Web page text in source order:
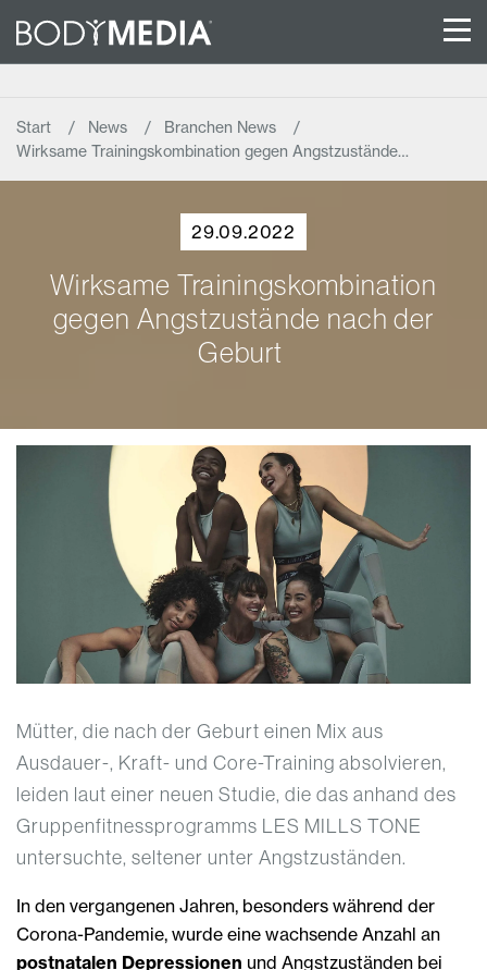
Start News
Branchen News
Wirksame Trainingskombination gegen Angstzustände…
29.09.2022
Wirksame Trainingskombination
gegen Angstzustände nach der
Geburt
Mütter, die nach der Geburt einen Mix aus
Ausdauer-, Kraft- und Core-Training absolvieren,
leiden laut einer neuen Studie, die das anhand des
Gruppenfitnessprogramms LES MILLS TONE
untersuchte, seltener unter Angstzuständen.
In den vergangenen Jahren, besonders während der
Corona-Pandemie, wurde eine wachsende Anzahl an
postnatalen Depressionen und Angstzuständen bei